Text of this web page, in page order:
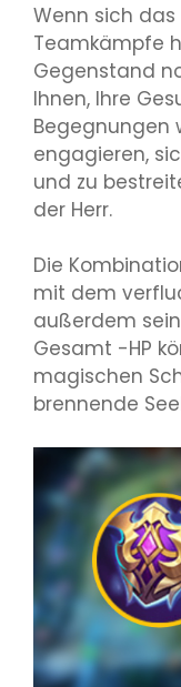
Wenn sich
Teamkämpfe
Gegenstand
Ihnen, Ihre
Begegnungen
engagieren,
und zu
der Herr.
Die
mit dem
außerdem
Gesamt -HP
magischen
brennende